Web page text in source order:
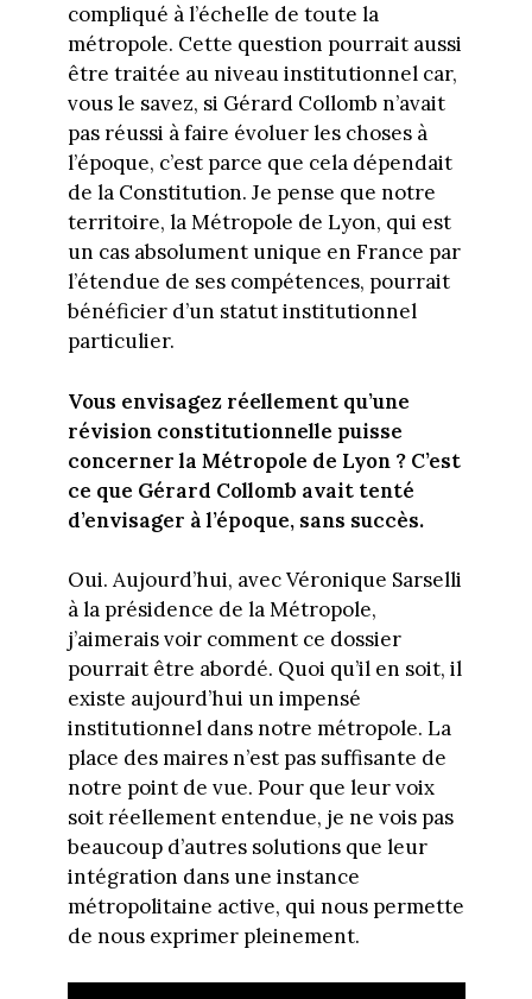
compliqué à l’échelle de toute la
métropole. Cette question pourrait aussi
être traitée au niveau institutionnel car,
vous le savez, si Gérard Collomb n’avait
pas réussi à faire évoluer les choses à
l’époque, c’est parce que cela dépendait
de la Constitution. Je pense que notre
territoire, la Métropole de Lyon, qui est
un cas absolument unique en France par
l’étendue de ses compétences, pourrait
bénéficier d’un statut institutionnel
particulier.
Vous envisagez réellement qu’une
révision constitutionnelle puisse
concerner la Métropole de Lyon ? C’est
ce que Gérard Collomb avait tenté
d’envisager à l’époque, sans succès.
Oui. Aujourd’hui, avec Véronique Sarselli
à la présidence de la Métropole,
j’aimerais voir comment ce dossier
pourrait être abordé. Quoi qu’il en soit, il
existe aujourd’hui un impensé
institutionnel dans notre métropole. La
place des maires n’est pas suffisante de
notre point de vue. Pour que leur voix
soit réellement entendue, je ne vois pas
beaucoup d’autres solutions que leur
intégration dans une instance
métropolitaine active, qui nous permette
de nous exprimer pleinement.